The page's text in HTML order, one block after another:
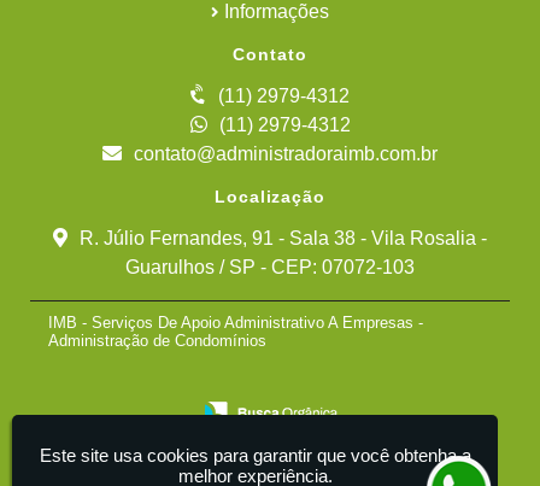
Informações
Contato
(11) 2979-4312
(11) 2979-4312
contato@administradoraimb.com.br
Localização
R. Júlio Fernandes, 91 - Sala 38 - Vila Rosalia -
Guarulhos / SP - CEP: 07072-103
IMB - Serviços De Apoio Administrativo A Empresas -
Administração de Condomínios
Este site usa cookies para garantir que você obtenha a
melhor experiência.